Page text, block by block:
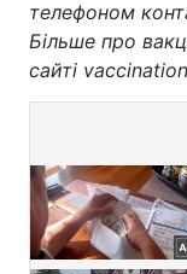
телефоном
Більше про
сайті